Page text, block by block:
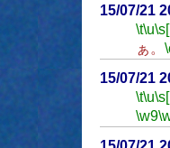
15/07/21
\t\u
ぁ。
15/07/21
\t\u
\w9